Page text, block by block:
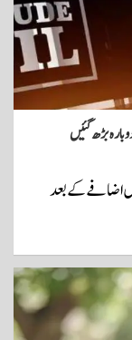
بڑھ گئیں
اضافے کے بعد